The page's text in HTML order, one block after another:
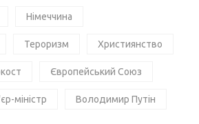
Німеччина
Тероризм Християнство
Європейський Союз
міністр Володимир Путін